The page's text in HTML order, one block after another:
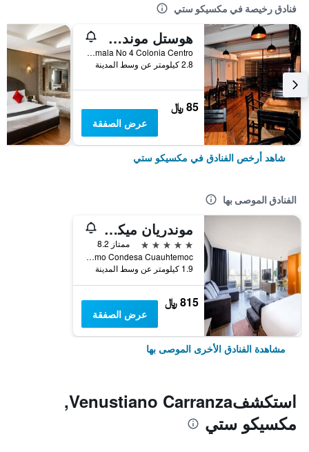
فنادق رخيصة في مكسيكو ستي
هوستل موندو جوفين
República de Guatemala No 4 Colonia Centro, مكسيكو ستي, ولاية مقاطعة مدينة مكسيكو الفيدرالية, المكسيك
2.8 كيلومتر عن وسط المدينة
85 ﷼
عرض الصفقة
شاهد أرخص الفنادق في مكسيكو ستي
الفنادق الموصى بها
موندريان ميكسيكو سيتي كونديسا
5 نجوم
ممتاز 8.2
Aguascalientes 158 Hipodromo Condesa Cuauhtemoc, مكسيكو ستي, ولاية مقاطعة مدينة مكسيكو الفيدرالية, المكسيك
1.9 كيلومتر عن وسط المدينة
815 ﷼
عرض الصفقة
مشاهدة الفنادق الأخرى الموصى بها
استكشفVenustiano Carranza,
مكسيكو ستي